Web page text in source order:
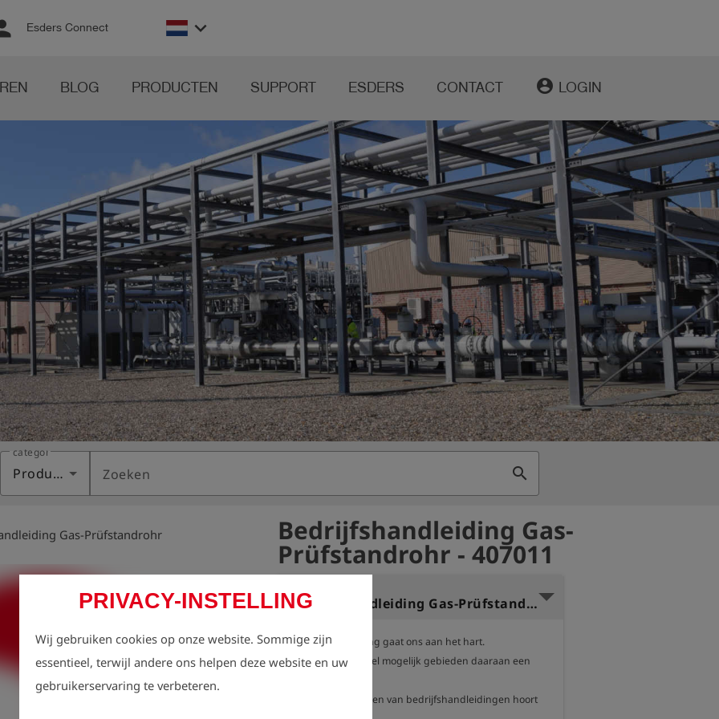
PRIVACY-INSTELLING
Wij gebruiken cookies op onze website. Sommige zijn
essentieel, terwijl andere ons helpen deze website en uw
gebruikerservaring te verbeteren.
Esders Connect keyboard_arrow_down
BLOG PRODUCTEN SUPPORT ESDERS CONTACT account_circle LOGIN
categorie
Producten Zoeken search
Gas-Prüfstandrohr Bedrijfshandleiding Gas-
Prüfstandrohr - 407011
Bedrijfshandleiding Gas-Prüfstandrohr Nederlands
Milieubescherming gaat ons aan het hart.
Wij willen op zoveel mogelijk gebieden daaraan een
Het (niet) afdrukken van bedrijfshandleidingen hoort